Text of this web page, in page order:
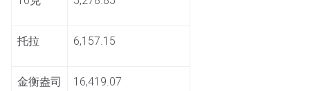
托拉 6,157.15
金衡盎司 16,419.07